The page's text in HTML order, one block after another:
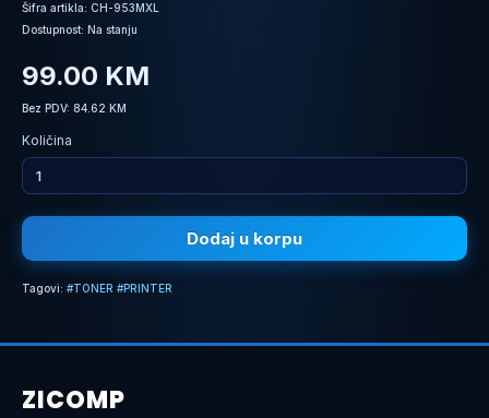
Šifra artikla: CH-953MXL
Dostupnost: Na stanju
99.00 KM
Bez PDV: 84.62 KM
Količina
Dodaj u korpu
Tagovi: #TONER #PRINTER
ZICOMP